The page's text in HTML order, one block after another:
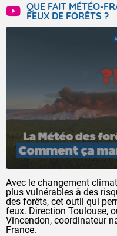
QUE FAIT MÉTÉO-
FEUX DE FORÊTS ?
Avec le changement
plus vulnérables à des
des forêts, cet outil qui
feux. Direction Toulouse,
Vincendon, coordinateur
France.